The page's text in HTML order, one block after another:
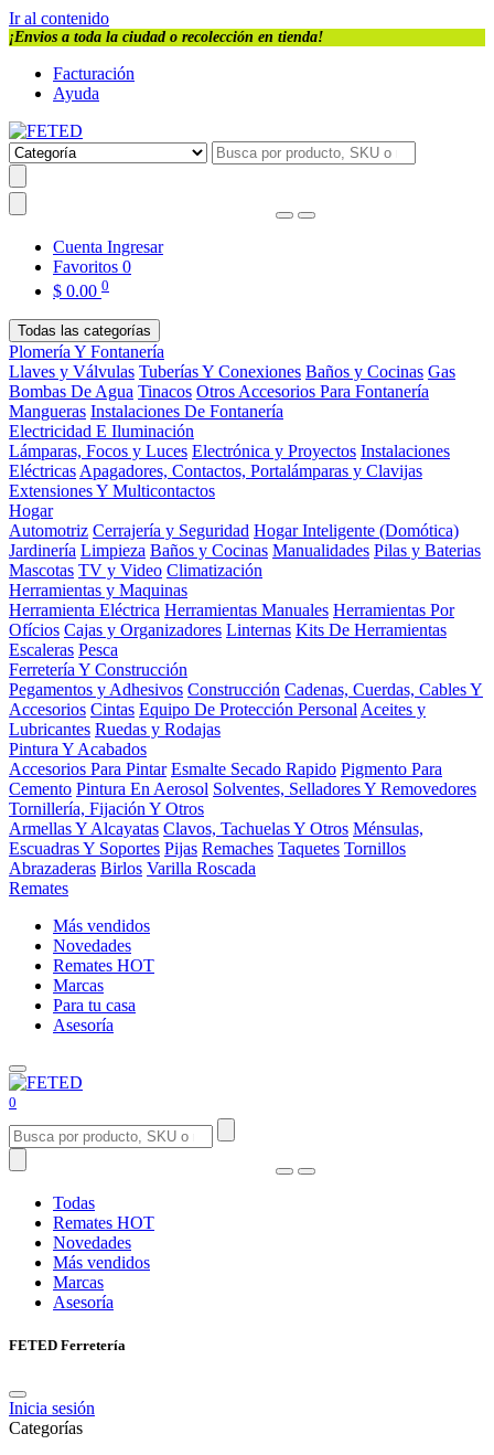
Ir al contenido
¡Envios a toda la ciudad o recolección en tienda!
Facturación
Ayuda
Cuenta Ingresar
Favoritos 0
$ 0.00 0
Todas las categorías
Plomería Y Fontanería
Llaves y Válvulas Tuberías Y Conexiones Baños y Cocinas Gas
Bombas De Agua Tinacos Otros Accesorios Para Fontanería
Mangueras Instalaciones De Fontanería
Electricidad E Iluminación
Lámparas, Focos y Luces Electrónica y Proyectos Instalaciones
Eléctricas Apagadores, Contactos, Portalámparas y Clavijas
Extensiones Y Multicontactos
Hogar
Automotriz Cerrajería y Seguridad Hogar Inteligente (Domótica)
Jardinería Limpieza Baños y Cocinas Manualidades Pilas y Baterias
Mascotas TV y Video Climatización
Herramientas y Maquinas
Herramienta Eléctrica Herramientas Manuales Herramientas Por
Ofícios Cajas y Organizadores Linternas Kits De Herramientas
Escaleras Pesca
Ferretería Y Construcción
Pegamentos y Adhesivos Construcción Cadenas, Cuerdas, Cables Y
Accesorios Cintas Equipo De Protección Personal Aceites y
Lubricantes Ruedas y Rodajas
Pintura Y Acabados
Accesorios Para Pintar Esmalte Secado Rapido Pigmento Para
Cemento Pintura En Aerosol Solventes, Selladores Y Removedores
Tornillería, Fijación Y Otros
Armellas Y Alcayatas Clavos, Tachuelas Y Otros Ménsulas,
Escuadras Y Soportes Pijas Remaches Taquetes Tornillos
Abrazaderas Birlos Varilla Roscada
Remates
Más vendidos
Novedades
Remates HOT
Marcas
Para tu casa
Asesoría
0
Todas
Remates HOT
Novedades
Más vendidos
Marcas
Asesoría
FETED Ferretería
Inicia sesión
Categorías